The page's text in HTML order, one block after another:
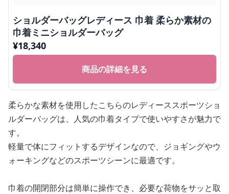
ショルダーバッグレディース 巾着 柔らか素材の
巾着ミニショルダーバッグ
¥18,340
商品の詳細を見る
柔らかな素材を使用したこちらのレディーススポーツショ
ルダーバッグは、人気の巾着タイプで使いやすさが魅力で
す。
軽量で体にフィットするデザインなので、ジョギングやウ
ォーキングなどのスポーツシーンに最適です。
巾着の開閉部分は簡単に操作でき、必要な荷物をサッと取